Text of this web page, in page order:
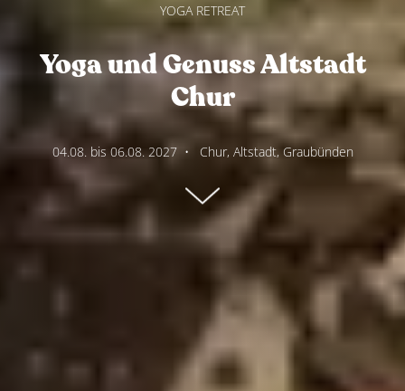
YOGA RETREAT
Yoga und Genuss Altstadt
Chur
04.08. bis 06.08. 2027 • Chur, Altstadt, Graubünden